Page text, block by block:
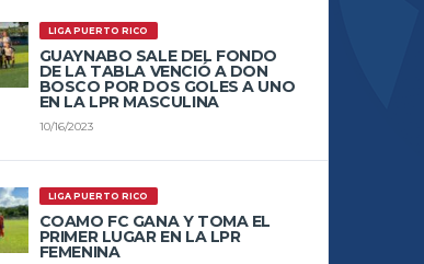
LIGA PUERTO RICO
GUAYNABO SALE DEL FONDO
DE LA TABLA VENCIÓ A DON
BOSCO POR DOS GOLES A UNO
EN LA LPR MASCULINA
10/16/2023
LIGA PUERTO RICO
COAMO FC GANA Y TOMA EL
PRIMER LUGAR EN LA LPR
FEMENINA